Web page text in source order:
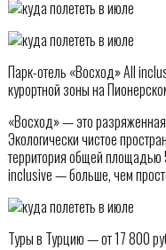
Парк-отель «Восход» All
курортной зоны на
«Восход» — это
Экологически чистое
территория общей площадью
inclusive — больше, чем
Туры в Турцию — от 17 800